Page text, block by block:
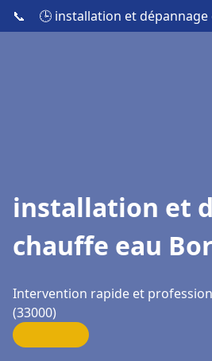
📞 🕒 installation et
installation et
chauffe eau
Intervention rapide et
(33000)